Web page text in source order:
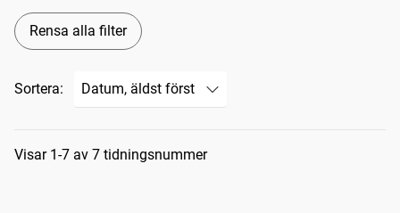
Rensa alla filter
Sortera:
Sökresultat
Visar 1-7 av 7 tidningsnummer